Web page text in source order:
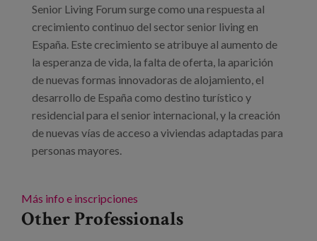
Senior Living Forum surge como una respuesta al
crecimiento continuo del sector senior living en
España. Este crecimiento se atribuye al aumento de
la esperanza de vida, la falta de oferta, la aparición
de nuevas formas innovadoras de alojamiento, el
desarrollo de España como destino turístico y
residencial para el senior internacional, y la creación
de nuevas vías de acceso a viviendas adaptadas para
personas mayores.
Más info e inscripciones
Other Professionals